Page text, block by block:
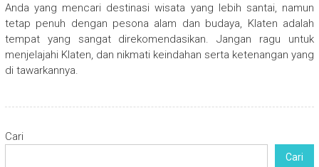
Anda yang mencari destinasi wisata yang lebih santai, namun
tetap penuh dengan pesona alam dan budaya, Klaten adalah
tempat yang sangat direkomendasikan. Jangan ragu untuk
menjelajahi Klaten, dan nikmati keindahan serta ketenangan yang
di tawarkannya.
Cari
Cari